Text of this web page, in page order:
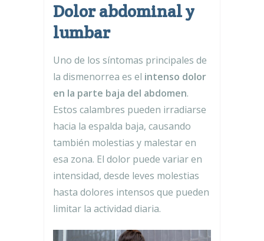
Dolor abdominal y
lumbar
Uno de los síntomas principales de
la dismenorrea es el intenso dolor
en la parte baja del abdomen.
Estos calambres pueden irradiarse
hacia la espalda baja, causando
también molestias y malestar en
esa zona. El dolor puede variar en
intensidad, desde leves molestias
hasta dolores intensos que pueden
limitar la actividad diaria.